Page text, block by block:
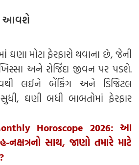
આવશે
ઘણા મોટા ફેરફારો થવાના છે, જેની
અને રોજિંદા જીવન પર પડશે.
લઈને બેંકિંગ અને ડિજિટલ
ઘણી બધી બાબતોમાં ફેરફાર
Horoscope 2026: આ
સાથ, જાણો તમારે માટે